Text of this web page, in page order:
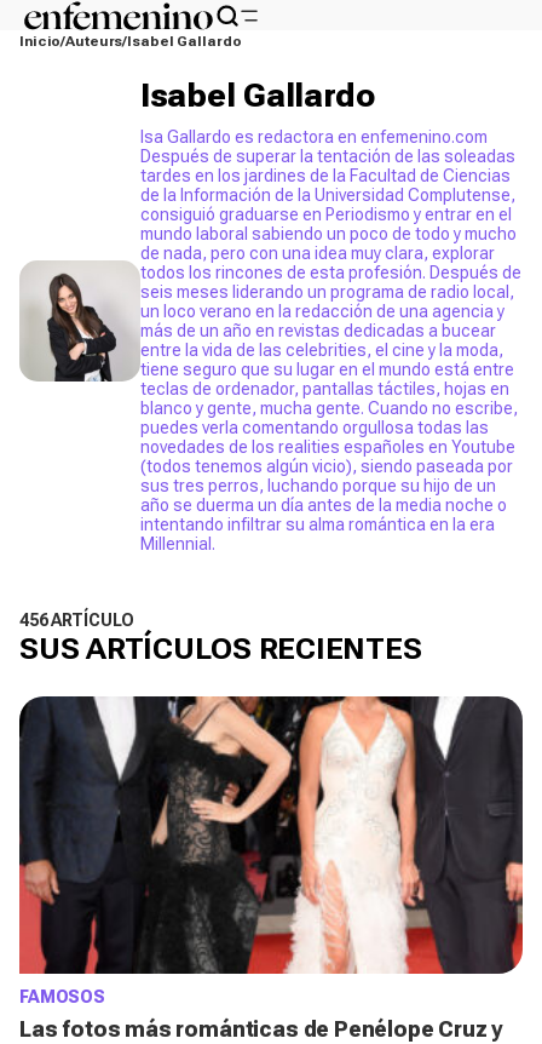
Inicio Auteurs Isabel Gallardo
Isabel Gallardo
Isa Gallardo es redactora en enfemenino.com
Después de superar la tentación de las soleadas
tardes en los jardines de la Facultad de Ciencias
de la Información de la Universidad Complutense,
consiguió graduarse en Periodismo y entrar en el
mundo laboral sabiendo un poco de todo y mucho
de nada, pero con una idea muy clara, explorar
todos los rincones de esta profesión. Después de
seis meses liderando un programa de radio local,
un loco verano en la redacción de una agencia y
más de un año en revistas dedicadas a bucear
entre la vida de las celebrities, el cine y la moda,
tiene seguro que su lugar en el mundo está entre
teclas de ordenador, pantallas táctiles, hojas en
blanco y gente, mucha gente. Cuando no escribe,
puedes verla comentando orgullosa todas las
novedades de los realities españoles en Youtube
(todos tenemos algún vicio), siendo paseada por
sus tres perros, luchando porque su hijo de un
año se duerma un día antes de la media noche o
intentando infiltrar su alma romántica en la era
Millennial.
456 ARTÍCULO
SUS ARTÍCULOS RECIENTES
FAMOSOS
Las fotos más románticas de Penélope Cruz y